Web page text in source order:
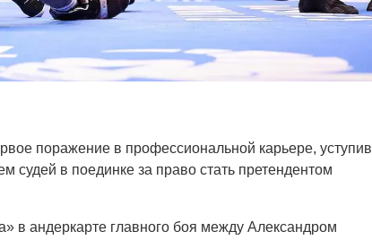
поражение в профессиональной карьере, уступив
судей в поединке за право стать претендентом
в андеркарте главного боя между Александром